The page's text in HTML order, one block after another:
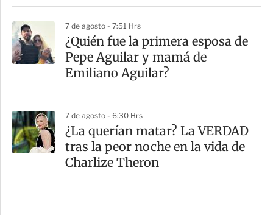
7 de agosto - 7:51 Hrs
¿Quién fue la primera esposa de
Pepe Aguilar y mamá de
Emiliano Aguilar?
7 de agosto - 6:30 Hrs
¿La querían matar? La VERDAD
tras la peor noche en la vida de
Charlize Theron